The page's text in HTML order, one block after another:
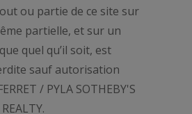
ou partie de ce site sur
partielle, et sur un
quel qu’il soit, est
sauf autorisation
/ PYLA SOTHEBY'S